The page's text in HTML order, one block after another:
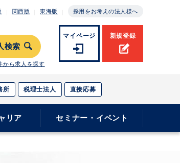
関西版 東海版 採用をお考えの法人様へ
検索
から求人を探す
マイページ 新規登録
所 税理士法人 直接応募
リア セミナー・イベント